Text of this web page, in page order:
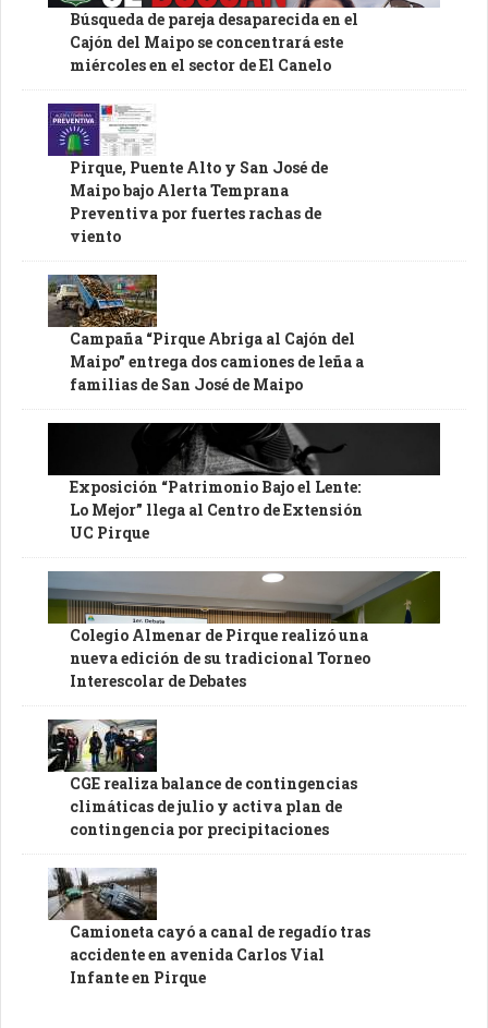
Búsqueda de pareja desaparecida en el
Cajón del Maipo se concentrará este
miércoles en el sector de El Canelo
Pirque, Puente Alto y San José de
Maipo bajo Alerta Temprana
Preventiva por fuertes rachas de
viento
Campaña “Pirque Abriga al Cajón del
Maipo” entrega dos camiones de leña a
familias de San José de Maipo
Exposición “Patrimonio Bajo el Lente:
Lo Mejor” llega al Centro de Extensión
UC Pirque
Colegio Almenar de Pirque realizó una
nueva edición de su tradicional Torneo
Interescolar de Debates
CGE realiza balance de contingencias
climáticas de julio y activa plan de
contingencia por precipitaciones
Camioneta cayó a canal de regadío tras
accidente en avenida Carlos Vial
Infante en Pirque